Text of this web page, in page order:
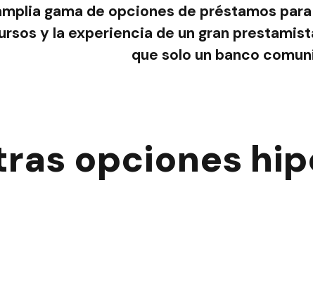
gama de opciones de préstamos
y la experiencia de un gran
que solo un banco
opciones